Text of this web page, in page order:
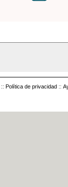
:: Política de privacidad ::